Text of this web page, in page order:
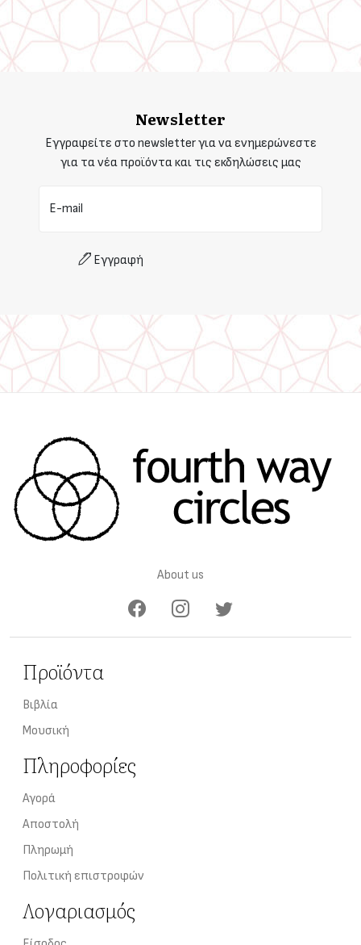
Newsletter
Εγγραφείτε στο newsletter για να ενημερώνεστε
για τα νέα προϊόντα και τις εκδηλώσεις μας
E-mail
Εγγραφή
About us
Προϊόντα
Βιβλία
Μουσική
Πληροφορίες
Αγορά
Αποστολή
Πληρωμή
Πολιτική επιστροφών
Λογαριασμός